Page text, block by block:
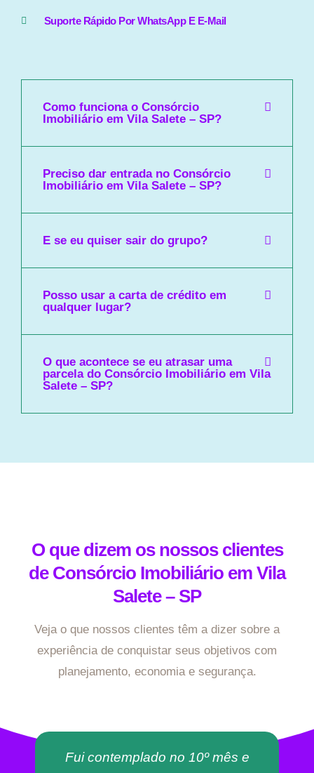
Suporte Rápido Por WhatsApp E E-Mail
Como funciona o Consórcio
Imobiliário em Vila Salete – SP?
Preciso dar entrada no Consórcio
Imobiliário em Vila Salete – SP?
E se eu quiser sair do grupo?
Posso usar a carta de crédito em
qualquer lugar?
O que acontece se eu atrasar uma
parcela do Consórcio Imobiliário em Vila
Salete – SP?
O que dizem os nossos clientes
de Consórcio Imobiliário em Vila
Salete – SP
Veja o que nossos clientes têm a dizer sobre a
experiência de conquistar seus objetivos com
planejamento, economia e segurança.
Fui contemplado no 10º mês e